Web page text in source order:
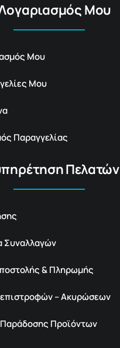
Μου
Μου
Μου
Παραγγελίας
Πελατών
Συναλλαγών
& Πληρωμής
επιστροφών – Ακυρώσεων
Παράδοσης Προϊόντων